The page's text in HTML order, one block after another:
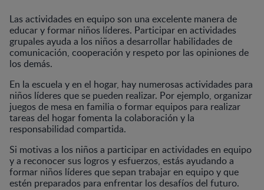
Las actividades en equipo son una excelente manera de
educar y formar niños líderes. Participar en actividades
grupales ayuda a los niños a desarrollar habilidades de
comunicación, cooperación y respeto por las opiniones de
los demás.
En la escuela y en el hogar, hay numerosas actividades para
niños líderes que se pueden realizar. Por ejemplo, organizar
juegos de mesa en familia o formar equipos para realizar
tareas del hogar fomenta la colaboración y la
responsabilidad compartida.
Si motivas a los niños a participar en actividades en equipo
y a reconocer sus logros y esfuerzos, estás ayudando a
formar niños líderes que sepan trabajar en equipo y que
estén preparados para enfrentar los desafíos del futuro.